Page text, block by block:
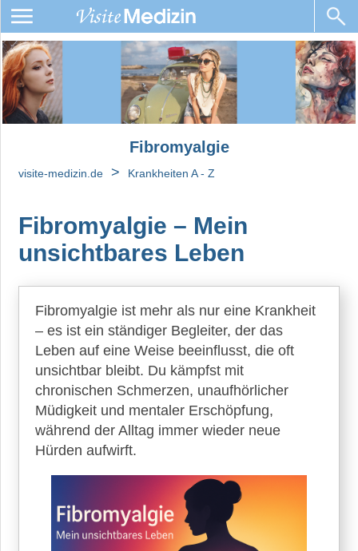
Fibromyalgie
visite-medizin.de > Krankheiten A - Z
Fibromyalgie – Mein
unsichtbares Leben
Fibromyalgie ist mehr als nur eine Krankheit
– es ist ein ständiger Begleiter, der das
Leben auf eine Weise beeinflusst, die oft
unsichtbar bleibt. Du kämpfst mit
chronischen Schmerzen, unaufhörlicher
Müdigkeit und mentaler Erschöpfung,
während der Alltag immer wieder neue
Hürden aufwirft.
Fibromyalgie
Ursachen
Diagnose
von
Fibro-
Fog:
Kognitive
Beeinträchtigungen
und
Müdigkeit
und
Schlafstörungen
Schmerzen
und
erhöhte
Schmerzempfindlichkeit
Kopfschmerzen
Migräne
Nachrichten,